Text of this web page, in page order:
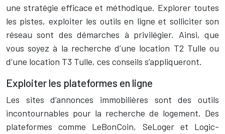
une stratégie efficace et méthodique. Explorer toutes
les pistes, exploiter les outils en ligne et solliciter son
réseau sont des démarches à privilégier. Ainsi, que
vous soyez à la recherche d’une location T2 Tulle ou
d’une location T3 Tulle, ces conseils s’appliqueront.
Exploiter les plateformes en ligne
Les sites d’annonces immobilières sont des outils
incontournables pour la recherche de logement. Des
plateformes comme LeBonCoin, SeLoger et Logic-